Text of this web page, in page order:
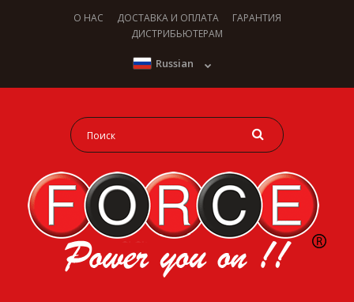
О НАС ДОСТАВКА И ОПЛАТА
ГАРАНТИЯ
ДИСТРИБЬЮТЕРАМ
Russian